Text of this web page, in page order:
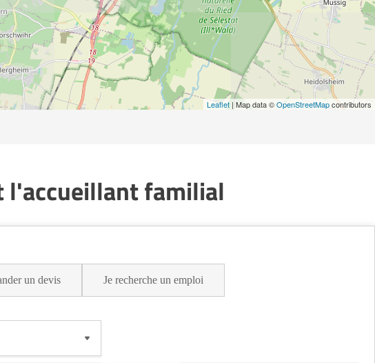
Leaflet | Map data ©OpenStreetMapcontributors
l'accueillant familial
un devis Je recherche un emploi